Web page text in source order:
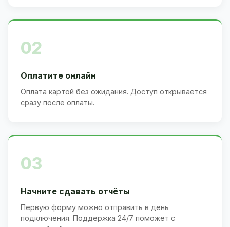
02
Оплатите онлайн
Оплата картой без ожидания. Доступ открывается
сразу после оплаты.
03
Начните сдавать отчёты
Первую форму можно отправить в день
подключения. Поддержка 24/7 поможет с